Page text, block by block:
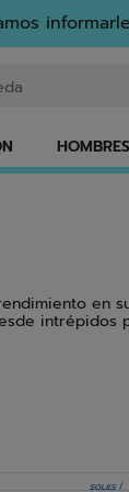
HOMBRES
en